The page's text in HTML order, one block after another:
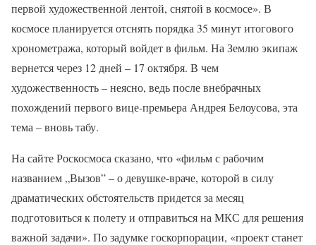
первой художественной лентой, снятой в космосе». В
космосе планируется отснять порядка 35 минут итогового
хронометража, который войдет в фильм. На Землю экипаж
вернется через 12 дней – 17 октября. В чем
художественность – неясно, ведь после внебрачных
похождений первого вице-премьера Андрея Белоусова, эта
тема – вновь табу.
На сайте Роскосмоса сказано, что «фильм с рабочим
названием „Вызов” – о девушке-враче, которой в силу
драматических обстоятельств придется за месяц
подготовиться к полету и отправиться на МКС для решения
важной задачи». По задумке госкорпорации, «проект станет